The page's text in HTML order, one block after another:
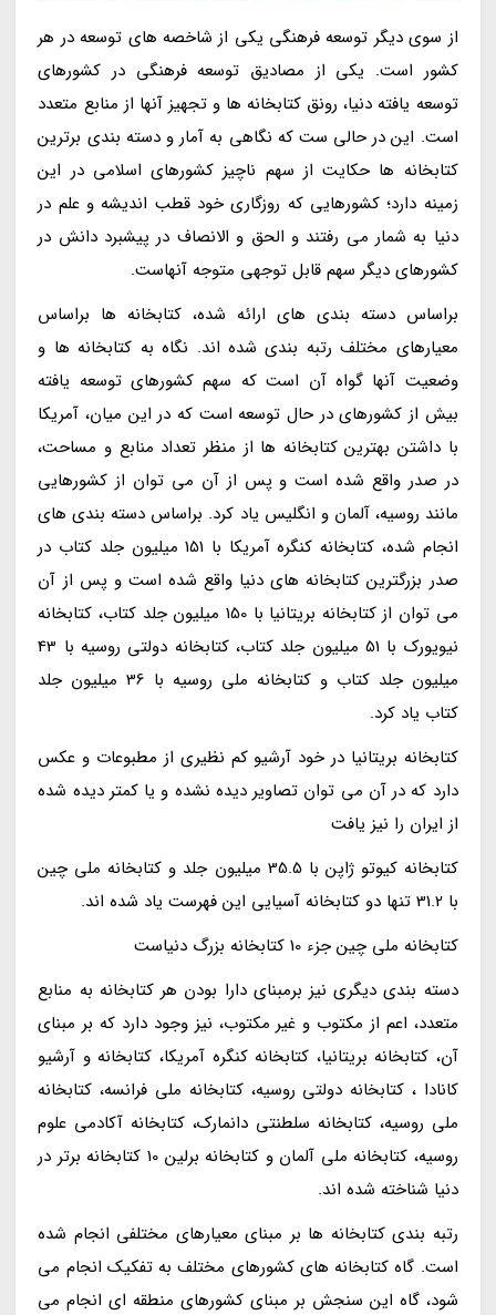
از سوی دیگر توسعه فرهنگی یکی از شاخصه های توسعه در هر
کشور است. یکی از مصادیق توسعه فرهنگی در کشورهای
توسعه یافته دنیا، رونق کتابخانه ها و تجهیز آنها از منابع متعدد
است. این در حالی ست که نگاهی به آمار و دسته بندی برترین
کتابخانه ها حکایت از سهم ناچیز کشورهای اسلامی در این
زمینه دارد؛ کشورهایی که روزگاری خود قطب اندیشه و علم در
دنیا به شمار می رفتند و الحق و الانصاف در پیشبرد دانش در
کشورهای دیگر سهم قابل توجهی متوجه آنهاست.
براساس دسته بندی های ارائه شده، کتابخانه ها براساس
معیارهای مختلف رتبه بندی شده اند. نگاه به کتابخانه ها و
وضعیت آنها گواه آن است که سهم کشورهای توسعه یافته
بیش از کشورهای در حال توسعه است که در این میان، آمریکا
با داشتن بهترین کتابخانه ها از منظر تعداد منابع و مساحت،
در صدر واقع شده است و پس از آن می توان از کشورهایی
مانند روسیه، آلمان و انگلیس یاد کرد. براساس دسته بندی های
انجام شده، کتابخانه کنگره آمریکا با 151 میلیون جلد کتاب در
صدر بزرگترین کتابخانه های دنیا واقع شده است و پس از آن
می توان از کتابخانه بریتانیا با 150 میلیون جلد کتاب، کتابخانه
نیویورک با 51 میلیون جلد کتاب، کتابخانه دولتی روسیه با 43
میلیون جلد کتاب و کتابخانه ملی روسیه با 36 میلیون جلد
کتاب یاد کرد.
کتابخانه بریتانیا در خود آرشیو کم نظیری از مطبوعات و عکس
دارد که در آن می توان تصاویر دیده نشده و یا کمتر دیده شده
از ایران را نیز یافت
کتابخانه کیوتو ژاپن با 35.5 میلیون جلد و کتابخانه ملی چین
با 31.2 تنها دو کتابخانه آسیایی این فهرست یاد شده اند.
کتابخانه ملی چین جزء 10 کتابخانه بزرگ دنیاست
دسته بندی دیگری نیز برمبنای دارا بودن هر کتابخانه به منابع
متعدد، اعم از مکتوب و غیر مکتوب، نیز وجود دارد که بر مبنای
آن، کتابخانه بریتانیا، کتابخانه کنگره آمریکا، کتابخانه و آرشیو
کانادا ، کتابخانه دولتی روسیه، کتابخانه ملی فرانسه، کتابخانه
ملی روسیه، کتابخانه سلطنتی دانمارک، کتابخانه آکادمی علوم
روسیه، کتابخانه ملی آلمان و کتابخانه برلین 10 کتابخانه برتر در
دنیا شناخته شده اند.
رتبه بندی کتابخانه ها بر مبنای معیارهای مختلفی انجام شده
است. گاه کتابخانه های کشورهای مختلف به تفکیک انجام می
شود، گاه این سنجش بر مبنای کشورهای منطقه ای انجام می